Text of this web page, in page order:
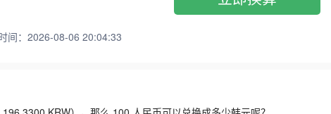
间：2026-08-06 20:04:33